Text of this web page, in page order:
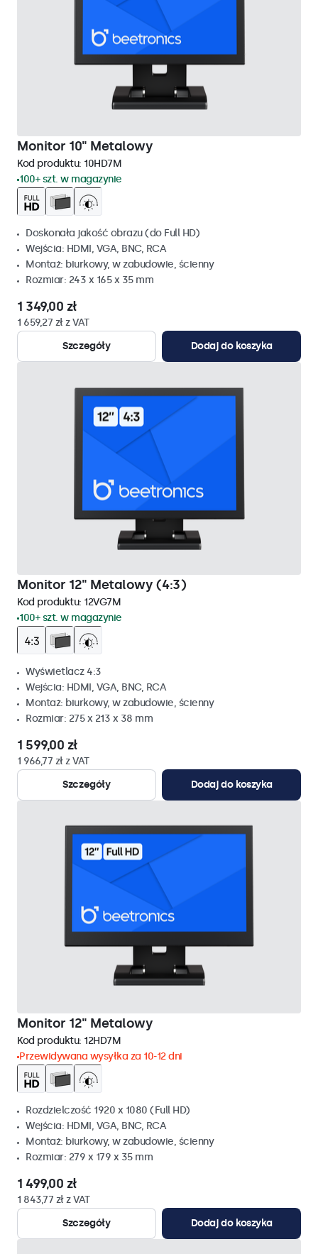
Monitor 10" Metalowy
Kod produktu: 10HD7M
100+ szt. w magazynie
Doskonała jakość obrazu (do Full HD)
Wejścia: HDMI, VGA, BNC, RCA
Montaż: biurkowy, w zabudowie, ścienny
Rozmiar: 243 x 165 x 35 mm
1 349,00 zł
1 659,27 zł z VAT
Szczegóły
Dodaj do koszyka
Monitor 12" Metalowy (4:3)
Kod produktu: 12VG7M
100+ szt. w magazynie
Wyświetlacz 4:3
Wejścia: HDMI, VGA, BNC, RCA
Montaż: biurkowy, w zabudowie, ścienny
Rozmiar: 275 x 213 x 38 mm
1 599,00 zł
1 966,77 zł z VAT
Szczegóły
Dodaj do koszyka
Monitor 12" Metalowy
Kod produktu: 12HD7M
Przewidywana wysyłka za 10-12 dni
Rozdzielczość 1920 x 1080 (Full HD)
Wejścia: HDMI, VGA, BNC, RCA
Montaż: biurkowy, w zabudowie, ścienny
Rozmiar: 279 x 179 x 35 mm
1 499,00 zł
1 843,77 zł z VAT
Szczegóły
Dodaj do koszyka